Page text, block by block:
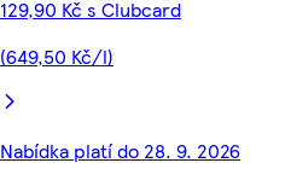
129,90 Kč s Clubcard
(649,50 Kč/l)
Nabídka platí do 28. 9. 2026